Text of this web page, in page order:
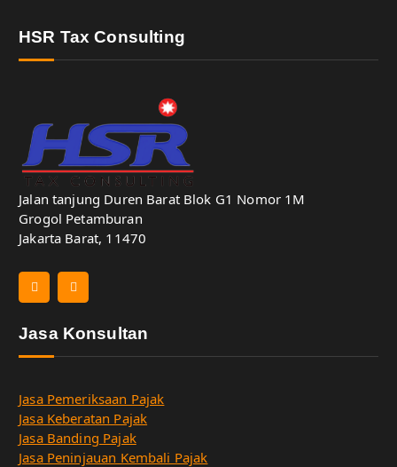
HSR Tax Consulting
Jalan tanjung Duren Barat Blok G1 Nomor 1M
Grogol Petamburan
Jakarta Barat, 11470
Jasa Konsultan
Jasa Pemeriksaan Pajak
Jasa Keberatan Pajak
Jasa Banding Pajak
Jasa Peninjauan Kembali Pajak